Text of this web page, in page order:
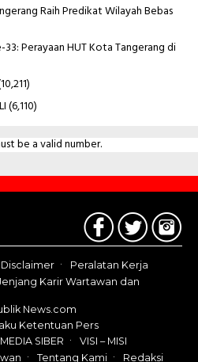
Raih Predikat Wilayah Bebas
Perayaan HUT Kota Tangerang di
(6,110)
be a valid number.
Disclaimer
Peralatan Kerja
Karir Wartawan dan
News.com
Ketentuan Pers
SIBER
VISI – MISI
Tentang Kami Redaksi